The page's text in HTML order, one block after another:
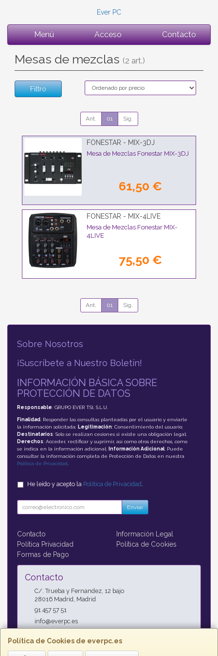
Ever PC
Menú Acceso Contacto
Mesas de mezclas (2 art.)
Filtro
Ant. 01 Sig.
FONESTAR - MIX-3DJ
Mesa de Mezclas Fonestar MIX-3DJ
61,50 €
FONESTAR - MIX-4LIVE
Mesa de Mezclas Fonestar MIX-
4LIVE
75,50 €
Ant. 01 Sig.
Política de Cookies de everpc.es
Sobre Nosotros
¡Suscríbete a Nuestro Boletín!
INFORMACIÓN BÁSICA SOBRE
PROTECCIÓN DE DATOS
Responsable: GRUPO EVER TSI, S.L.U.
Finalidad: Responder las consultas planteadas por el usuario y enviarle
la información solicitada; Legitimación: Consentimiento del usuario;
Destinatarios: Solo se realizan cesiones si existe una obligación legal;
Derechos: Acceder, rectificar y suprimir, así como otros derechos, como
se indica en la información adicional;
Información Adicional: Puede
consultar la información completa de Protección de Datos en nuestra
Política de Privacidad
He leído y acepto la Política de Privacidad .
Enviar
Contacto
Información Legal
Política Privacidad
Política de Cookies
Formas de Pago
Contacto
C/. Trueba y Fernandez, 12 bajo
28016 Madrid, Madrid
91 457 57 51
info@everpc.es
Horario